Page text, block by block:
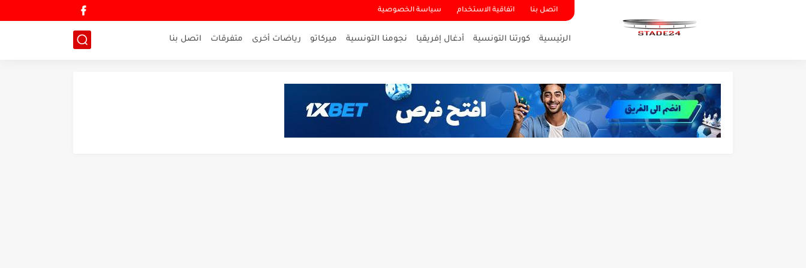
اتصل بنا اتفاقية الاستخدام سياسة الخصوصية
الرئيسية كورتنا التونسية أدغال إفريقيا نجومنا التونسية ميركاتو رياضات أخرى متفرقات اتصل بنا